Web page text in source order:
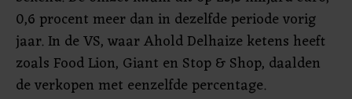
0,6 procent meer dan in dezelfde periode vorig
jaar. In de VS, waar Ahold Delhaize ketens heeft
zoals Food Lion, Giant en Stop & Shop, daalden
de verkopen met eenzelfde percentage.